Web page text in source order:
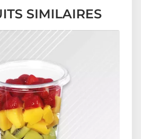
SIMILAIRES